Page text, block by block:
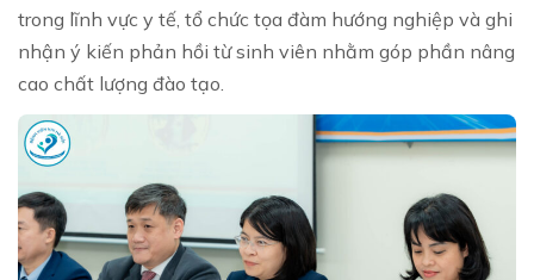
trong lĩnh vực y tế, tổ chức tọa đàm hướng nghiệp và ghi
nhận ý kiến phản hồi từ sinh viên nhằm góp phần nâng
cao chất lượng đào tạo.